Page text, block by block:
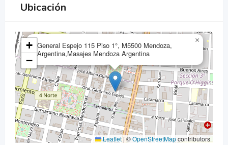
Ubicación
General Espejo 115 Piso 1°, M5500 Mendoza,
Argentina,Masajes Mendoza Argentina
×
+
−
Leaflet | ©OpenStreetMapcontributors